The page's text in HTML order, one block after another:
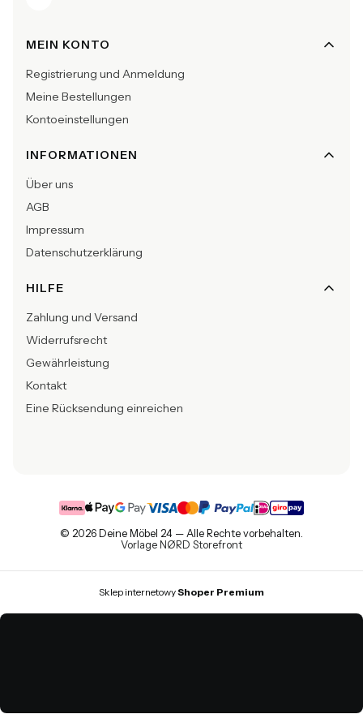
Fußzeilenmenü
MEIN KONTO
Registrierung und Anmeldung
Meine Bestellungen
Kontoeinstellungen
INFORMATIONEN
Über uns
AGB
Impressum
Datenschutzerklärung
HILFE
Zahlung und Versand
Widerrufsrecht
Gewährleistung
Kontakt
Eine Rücksendung einreichen
© 2026 Deine Möbel 24 — Alle Rechte vorbehalten.
Vorlage NØRD Storefront
Sklep internetowyShoper Premium